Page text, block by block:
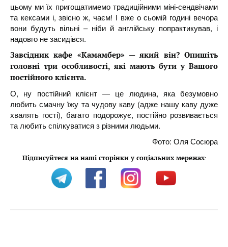
цьому ми їх пригощатимемо традиційними міні-сендвічами
та кексами і, звісно ж, чаєм! І вже о сьомій годині вечора
вони будуть вільні – ніби й англійську попрактикував, і
надовго не засидівся.
Завсідник кафе «Камамбер» — який він? Опишіть
головні три особливості, які мають бути у Вашого
постійного клієнта.
О, ну постійний клієнт — це людина, яка безумовно
любить смачну їжу та чудову каву (адже нашу каву дуже
хвалять гості), багато подорожує, постійно розвивається
та любить спілкуватися з різними людьми.
Фото: Оля Сосюра
Підписуйтеся на наші сторінки у соціальних мережах: